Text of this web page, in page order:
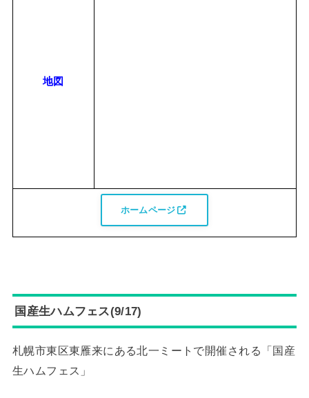
地図
ホームページ
国産生ハムフェス(9/17)
札幌市東区東雁来にある北一ミートで開催される「国産
生ハムフェス」